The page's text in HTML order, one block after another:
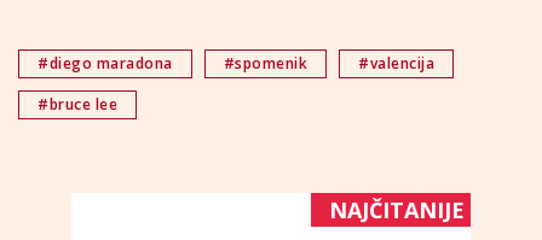
#diego maradona #spomenik
#valencija
#bruce lee
NAJČITANIJE